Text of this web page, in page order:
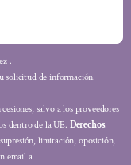
.
solicitud de información.
salvo a los proveedores
dentro de la UE. Derechos:
limitación, oposición,
email a